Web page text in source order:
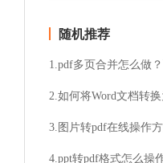
随机推荐